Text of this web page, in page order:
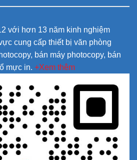
với hơn 13 năm kinh nghiệm
cung cấp thiết bị văn phòng
bán máy photocopy, bán
mực in. +Xem thêm